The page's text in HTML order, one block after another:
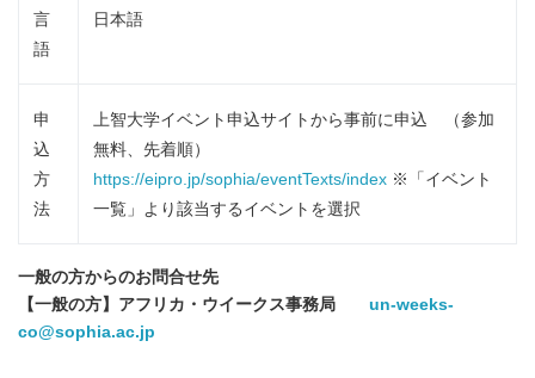
言
語
日本語
申
込
方
法
上智大学イベント申込サイトから事前に申込 （参加
無料、先着順）
https://eipro.jp/sophia/eventTexts/index ※「イベント
一覧」より該当するイベントを選択
一般の方からのお問合せ先
【一般の方】アフリカ・ウイークス事務局 un-weeks-
co@sophia.ac.jp